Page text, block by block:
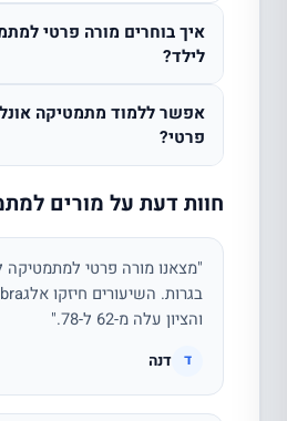
איך בוחרים מורה פרטי
לילד?
אפשר ללמוד מתמטיקה
פרטי?
חוות דעת על מורים
"מצאנו מורה פרטי
והציון עלה מ-62 ל-78."
ד דנה